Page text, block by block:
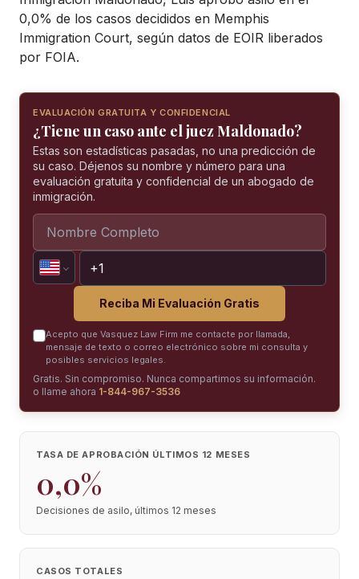
0,0% de los casos decididos en Memphis
Immigration Court, según datos de EOIR liberados
por FOIA.
EVALUACIÓN GRATUITA Y CONFIDENCIAL
¿Tiene un caso ante el juez Maldonado?
Estas son estadísticas pasadas, no una predicción de
su caso. Déjenos su nombre y número para una
evaluación gratuita y confidencial de un abogado de
inmigración.
Reciba Mi Evaluación Gratis
Acepto que Vasquez Law Firm me contacte por llamada,
mensaje de texto o correo electrónico sobre mi consulta y
posibles servicios legales.
Gratis. Sin compromiso. Nunca compartimos su información.
o llame ahora 1-844-967-3536
TASA DE APROBACIÓN ÚLTIMOS 12 MESES
0,0%
Decisiones de asilo, últimos 12 meses
CASOS TOTALES